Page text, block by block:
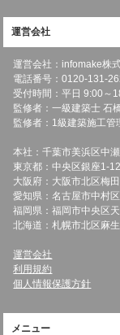
運営会社
運営会社：infomake株
電話番号：0120-131-
受付時間：平日 9:00～
監修者：一級建築士 石
監修者：1級建築施工管
本社：千葉市美浜区中
東京都：中央区銀座1-
大阪府：大阪市北区梅
愛知県：名古屋市中村
福岡県：福岡市中央区
北海道：札幌市北区麻
運営会社
利用規約
個人情報保護方針
メニュー